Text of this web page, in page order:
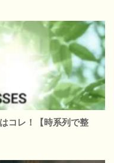
コレ！【時系列で整